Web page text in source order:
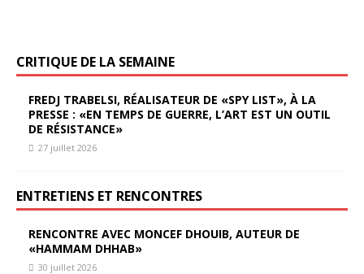
CRITIQUE DE LA SEMAINE
FREDJ TRABELSI, RÉALISATEUR DE «SPY LIST», À LA
PRESSE : «EN TEMPS DE GUERRE, L’ART EST UN OUTIL
DE RÉSISTANCE»
27 juillet 2026
ENTRETIENS ET RENCONTRES
RENCONTRE AVEC MONCEF DHOUIB, AUTEUR DE
«HAMMAM DHHAB»
30 juillet 2026